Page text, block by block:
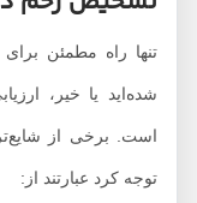
تنها راه مطمئن برای
شده‌اید یا خیر،
است. برخی از شایع‌ترین
توجه کرد عبارتند از: